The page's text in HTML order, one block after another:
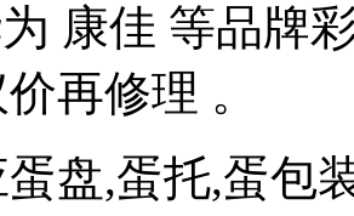
康佳 等品牌
再修理 。
盘,蛋托,蛋包